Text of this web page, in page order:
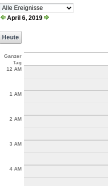
April 6, 2019
Ganzer
Tag
12 AM
1 AM
2 AM
3 AM
4 AM